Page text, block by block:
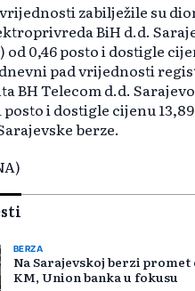
zabilježile su
BiH d.d.
od 0,46 posto i dostigle
pad vrijednosti
BH Telecom d.d.
posto i dostigle cijenu
berze.
BERZA
Na Sarajevskoj berzi promet
KM, Union banka u fokusu